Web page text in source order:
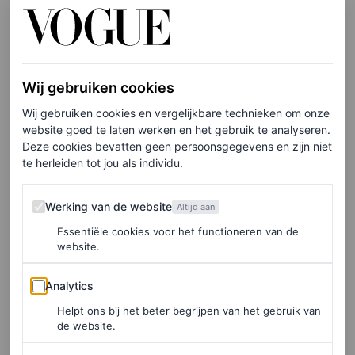
couturecollectie. De jurk was eenvoudig maar
adembenemend, een strapless nude zuil met een
gedrapeerd lijfje en een dijhoge split. (Kidman maakte
optimaal gebruik van de jurk en poseerde met haar benen
á là Angelina Jolie).
Elke week onze beste artikelen in je inbox?
Schrijf je hier in voor de Vogue-nieuwsbrief.
Terwijl Jones een model de catwalk op stuurde met een
nude polo-nek onder de jurk, besloot Kidman de extra
laag achterwege te laten. Ze hield de rest van haar look
eenvoudig en droeg bijpassende pumps met puntige teen
Wij gebruiken cookies
Wij gebruiken cookies en vergelijkbare technieken om onze
website goed te laten werken en het gebruik te analyseren.
Deze cookies bevatten geen persoonsgegevens en zijn niet
te herleiden tot jou als individu.
Werking van de website
Werking van de website Altijd aan
Essentiële cookies voor het functioneren van de
website.
Analytics
Analytics
Helpt ons bij het beter begrijpen van het gebruik van
de website.